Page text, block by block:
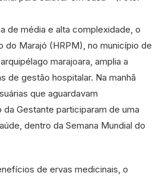
de média e alta complexidade, o
do Marajó (HRPM), no município de
marajoara, amplia a
de gestão hospitalar. Na manhã
que aguardavam
Gestante participaram de uma
dentro da Semana Mundial do
de ervas medicinais, o